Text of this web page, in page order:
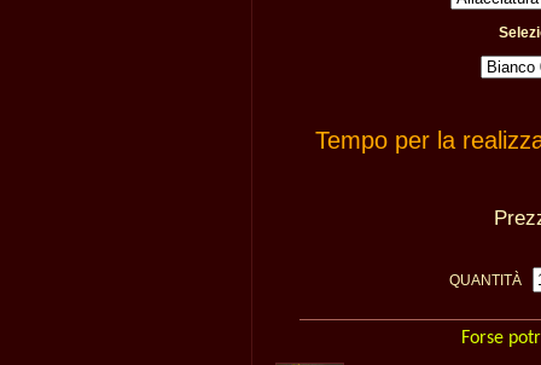
Tempo per la
QUANTITÀ
Forse